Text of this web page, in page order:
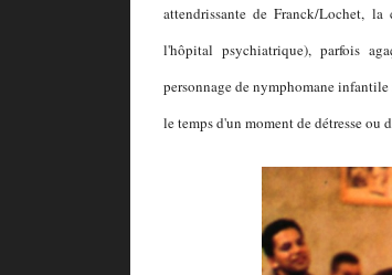
attendrissante de Franck/Lochet,
l'hôpital psychiatrique), parfois
personnage de nymphomane
le temps d'un moment de détresse